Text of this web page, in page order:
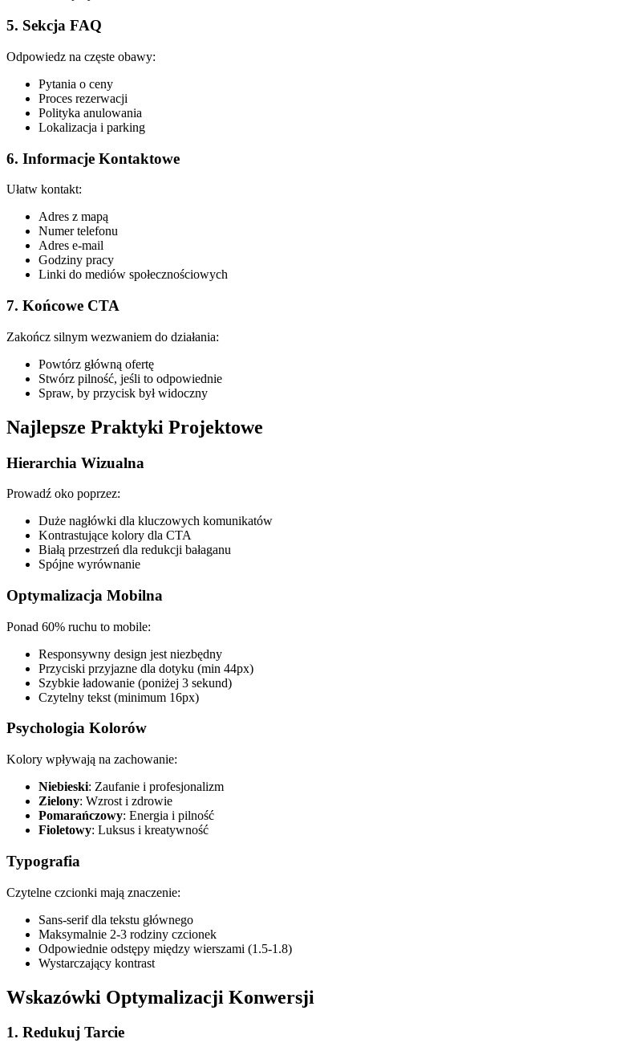
5. Sekcja FAQ
Odpowiedz na częste obawy:
Pytania o ceny
Proces rezerwacji
Polityka anulowania
Lokalizacja i parking
6. Informacje Kontaktowe
Ułatw kontakt:
Adres z mapą
Numer telefonu
Adres e-mail
Godziny pracy
Linki do mediów społecznościowych
7. Końcowe CTA
Zakończ silnym wezwaniem do działania:
Powtórz główną ofertę
Stwórz pilność, jeśli to odpowiednie
Spraw, by przycisk był widoczny
Najlepsze Praktyki Projektowe
Hierarchia Wizualna
Prowadź oko poprzez:
Duże nagłówki dla kluczowych komunikatów
Kontrastujące kolory dla CTA
Białą przestrzeń dla redukcji bałaganu
Spójne wyrównanie
Optymalizacja Mobilna
Ponad 60% ruchu to mobile:
Responsywny design jest niezbędny
Przyciski przyjazne dla dotyku (min 44px)
Szybkie ładowanie (poniżej 3 sekund)
Czytelny tekst (minimum 16px)
Psychologia Kolorów
Kolory wpływają na zachowanie:
Niebieski: Zaufanie i profesjonalizm
Zielony: Wzrost i zdrowie
Pomarańczowy: Energia i pilność
Fioletowy: Luksus i kreatywność
Typografia
Czytelne czcionki mają znaczenie:
Sans-serif dla tekstu głównego
Maksymalnie 2-3 rodziny czcionek
Odpowiednie odstępy między wierszami (1.5-1.8)
Wystarczający kontrast
Wskazówki Optymalizacji Konwersji
1. Redukuj Tarcie